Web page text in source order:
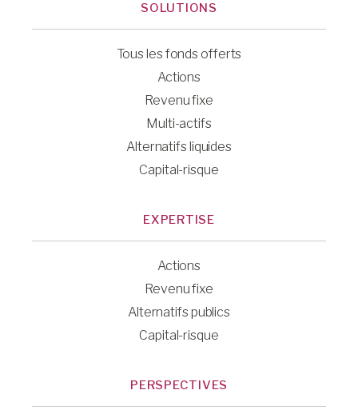
SOLUTIONS
Tous les fonds offerts
Actions
Revenu fixe
Multi-actifs
Alternatifs liquides
Capital-risque
EXPERTISE
Actions
Revenu fixe
Alternatifs publics
Capital-risque
PERSPECTIVES